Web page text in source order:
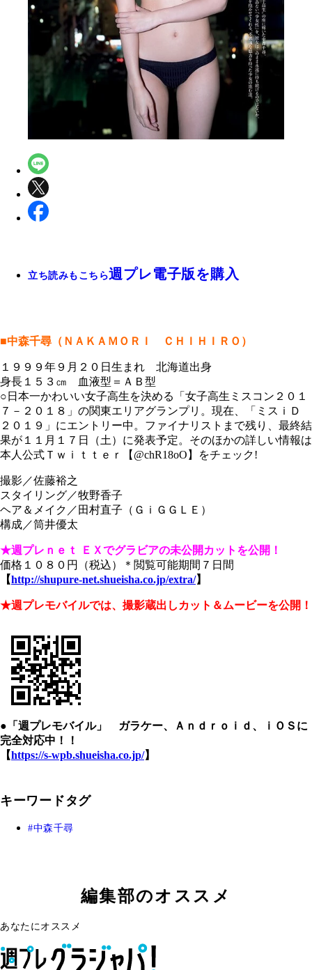
立ち読みもこちら週プレ電子版を購入
■中森千尋（ＮＡＫＡＭＯＲＩ ＣＨＩＨＩＲＯ）
１９９９年９月２０日生まれ 北海道出身
身長１５３㎝ 血液型＝ＡＢ型
○日本一かわいい女子高生を決める「女子高生ミスコン２０１
７－２０１８」の関東エリアグランプリ。現在、「ミスｉＤ
２０１９」にエントリー中。ファイナリストまで残り、最終結
果が１１月１７日（土）に発表予定。そのほかの詳しい情報は
本人公式Ｔｗｉｔｔｅｒ【@chR18oO】をチェック!
撮影／佐藤裕之
スタイリング／牧野香子
ヘア＆メイク／田村直子（ＧｉＧＧＬＥ）
構成／筒井優太
★週プレｎｅｔ ＥＸでグラビアの未公開カットを公開！
価格１０８０円（税込）＊閲覧可能期間７日間
【http://shupure-net.shueisha.co.jp/extra/】
★週プレモバイルでは、撮影蔵出しカット＆ムービーを公開！
●「週プレモバイル」 ガラケー、Ａｎｄｒｏｉｄ、ｉＯＳに
完全対応中！！
【https://s-wpb.shueisha.co.jp/】
キーワードタグ
中森千尋
編集部のオススメ
あなたにオススメ